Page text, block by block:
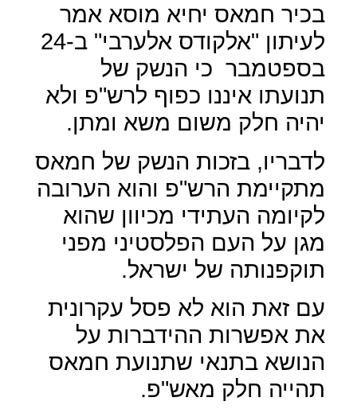
בכיר חמאס יחיא מוסא אמר
לעיתון "אלקודס אלערבי" ב-24
בספטמבר כי הנשק של
תנועתו איננו כפוף לרש"פ ולא
יהיה חלק משום משא ומתן.
לדבריו, בזכות הנשק של חמאס
מתקיימת הרש"פ והוא הערובה
לקיומה העתידי מכיוון שהוא
מגן על העם הפלסטיני מפני
תוקפנותה של ישראל.
עם זאת הוא לא פסל עקרונית
את אפשרות ההידברות על
הנושא בתנאי שתנועת חמאס
תהייה חלק מאש"פ.